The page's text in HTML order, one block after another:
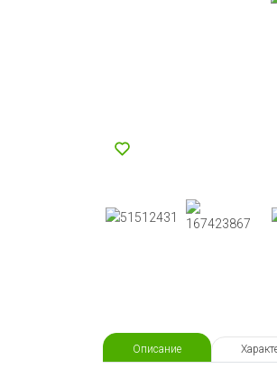
Описание